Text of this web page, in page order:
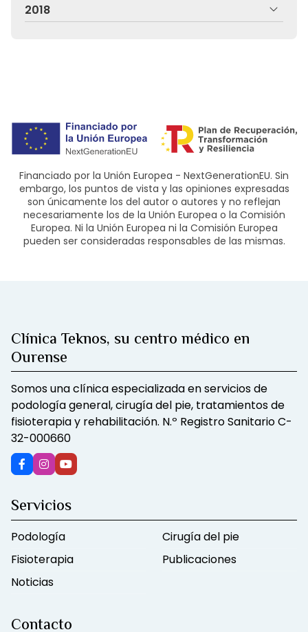
2018
Financiado por la Unión Europea - NextGenerationEU. Sin
embargo, los puntos de vista y las opiniones expresadas
son únicamente los del autor o autores y no reflejan
necesariamente los de la Unión Europea o la Comisión
Europea. Ni la Unión Europea ni la Comisión Europea
pueden ser consideradas responsables de las mismas.
Clínica Teknos, su centro médico en
Ourense
Somos una clínica especializada en servicios de
podología general, cirugía del pie, tratamientos de
fisioterapia y rehabilitación. N.º Registro Sanitario C-
32-000660
Servicios
Podología
Cirugía del pie
Fisioterapia
Publicaciones
Noticias
Contacto